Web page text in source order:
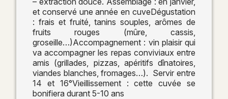
et conservé une année en cuveDégustation
: frais et fruité, tanins souples, arômes de
fruits rouges (mûre, cassis,
groseille…)Accompagnement : vin plaisir qui
va accompagner les repas conviviaux entre
amis (grillades, pizzas, apéritifs dînatoires,
viandes blanches, fromages…). Servir entre
14 et 16°Vieillissement : cette cuvée se
bonifiera durant 5-10 ans